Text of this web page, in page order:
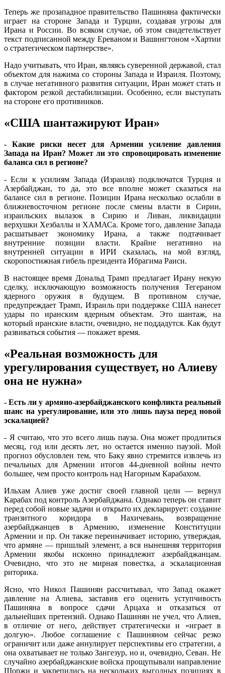
Теперь же прозападное правительство Пашиняна фактически
играет на стороне Запада и Турции, создавая угрозы для
Ирана и России. Во всяком случае, об этом свидетельствует
текст подписанной между Ереваном и Вашингтоном «Хартии
о стратегическом партнерстве».
Надо учитывать, что Иран, являясь суверенной державой, стал
объектом для нажима со стороны Запада и Израиля. Поэтому,
в случае негативного развития ситуации, Иран может стать и
фактором резкой дестабилизации. Особенно, если выступать
на стороне его противников.
«США шантажируют Иран»
- Какие риски несет для Армении усиление давления
Запада на Иран? Может ли это спровоцировать изменение
баланса сил в регионе?
- Если к усилиям Запада (Израиля) подключатся Турция и
Азербайджан, то да, это все вполне может сказаться на
балансе сил в регионе. Позиции Ирана несколько ослабли в
ближневосточном регионе после смены власти в Сирии,
израильских вылазок в Сирию и Ливан, ликвидации
верхушки Хезбаллы и ХАМАСа. Кроме того, давление Запада
расшатывает экономику Ирана, а также подтачивает
внутренние позиции власти. Крайне негативно на
внутренней ситуации в ИРИ сказалась, на мой взгляд,
скоропостижная гибель президента Ибрагима Раиси.
В настоящее время Дональд Трамп предлагает Ирану некую
сделку, исключающую возможность получения Тегераном
ядерного оружия в будущем. В противном случае,
предупреждает Трамп, Израиль при поддержке США нанесет
удары по иранским ядерным объектам. Это шантаж, на
который иранские власти, очевидно, не поддадутся. Как будут
развиваться события — покажет время.
«Реальная возможность для
урегулирования существует, но Алиеву
она не нужна»
- Есть ли у армяно-азербайджанского конфликта реальный
шанс на урегулирование, или это лишь пауза перед новой
эскалацией?
- Я считаю, что это всего лишь пауза. Она может продлиться
месяц, год или десять лет, но остается именно паузой. Мой
прогноз обусловлен тем, что Баку явно стремится извлечь из
печальных для Армении итогов 44-дневной войны нечто
большее, чем просто контроль над Нагорным Карабахом.
Ильхам Алиев уже достиг своей главной цели — вернул
Карабах под контроль Азербайджана. Однако теперь он ставит
перед собой новые задачи и открыто их декларирует: создание
транзитного коридора в Нахичевань, возвращение
азербайджанцев в Армению, изменение Конституции
Армении и пр. Он также переиначивает историю, утверждая,
что армяне — пришлый элемент, а вся нынешняя территория
Армении якобы исконно принадлежит азербайджанцам.
Очевидно, что это не мирная повестка, а эскалационная
риторика.
Ясно, что Никол Пашинян рассчитывал, что Запад окажет
давление на Алиева, заставив его оценить уступчивость
Пашиняна в вопросе сдачи Арцаха и отказаться от
дальнейших претензий. Однако Пашинян не учел, что Алиев,
в отличие от него, действует стратегически и «играет в
долгую». Любое соглашение с Пашиняном сейчас резко
ограничит или даже аннулирует перспективы его стратегии, а
она охватывает не только Зангезур, но и, очевидно, Севан. Не
случайно азербайджанские войска прощупывали направление
Шоржи и закрепились на нескольких выгодных позициях в